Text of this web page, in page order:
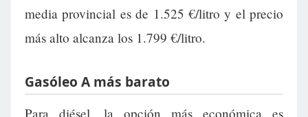
media provincial es de 1.525 €/litro y el precio
más alto alcanza los 1.799 €/litro.
Gasóleo A más barato
Para diésel, la opción más económica es